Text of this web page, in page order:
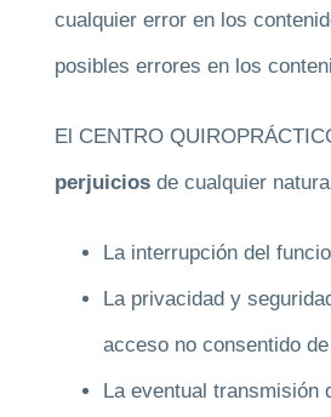
cualquier error en los
posibles errores en los
El CENTRO
perjuiciosde cualquier
La interrupción del
La privacidad y
acceso no consentido
La eventual transmisión